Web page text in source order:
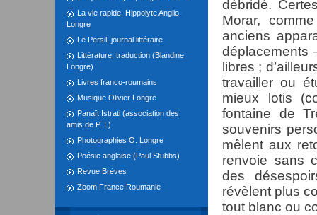
La vie rapide, Hippolyte Anglio-
Longre
Le Persil, journal littéraire
Littérature, traduction (Blandine
Longre)
Livres franco-roumains
Musique Olivier Longre
Panaït Istrati (association des
amis de P. I.)
Photographies O. Longre
Poésie anglaise (Paul Stubbs)
Revue Brèves
Zoom France Roumanie
débridé.
Morar,
anciens
déplacements
libres ;
travailler ou
mieux lotis
fontaine de
souvenirs
mêlent aux
renvoie sans
des
révèlent plus
tout blanc ou